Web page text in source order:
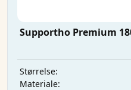
Supportho Premium
Størrelse:
Materiale: